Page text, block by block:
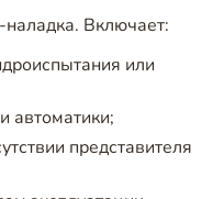
наладка. Включает:
или
автоматики;
представителя